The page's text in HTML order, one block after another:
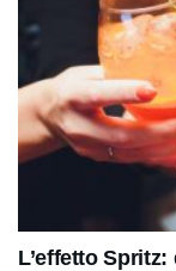
L’effetto